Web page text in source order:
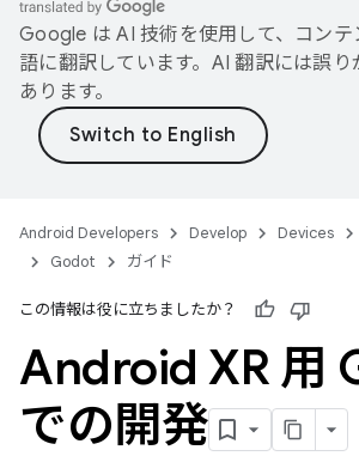
Google は AI 技術を使用して、コン
語に翻訳しています。AI 翻訳には誤
あります。
Android Developers Develop Devices
Godot
ガイド
この情報は役に立ちましたか？
Android XR 用
での開発